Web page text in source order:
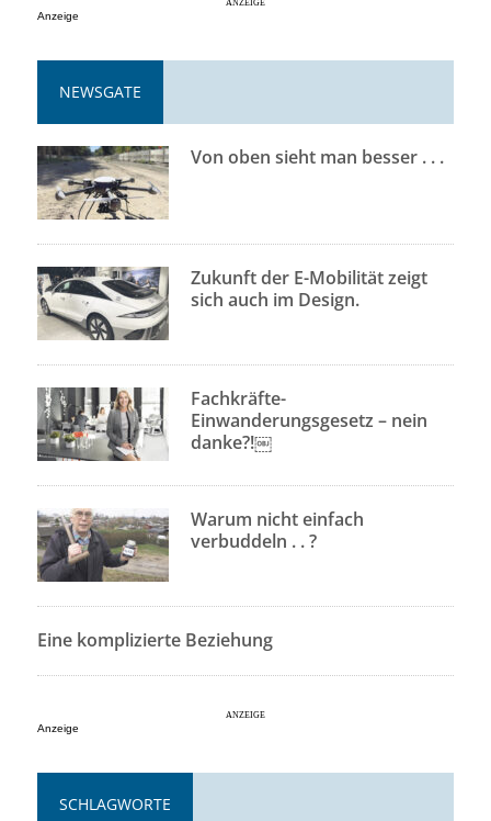
Anzeige
NEWSGATE
Von oben sieht man besser . . .
Zukunft der E-Mobilität zeigt
sich auch im Design.
Fachkräfte-
Einwanderungsgesetz – nein
danke?!￼
Warum nicht einfach
verbuddeln . . ?
Eine komplizierte Beziehung
Anzeige
SCHLAGWORTE